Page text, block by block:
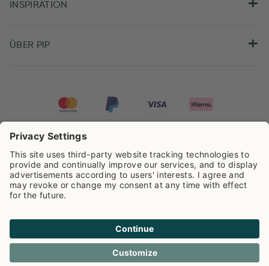
INSPIRATION
ÜBER PIP
auf der Grundlage von8.959Rezensionen ausgezeichnet.
Cookie info Datenschutzerklarüng
Impressum
Versandkosten